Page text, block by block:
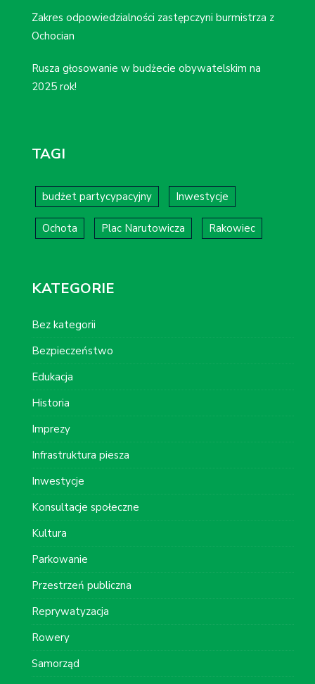
Zakres odpowiedzialności zastępczyni burmistrza z
Ochocian
Rusza głosowanie w budżecie obywatelskim na
2025 rok!
TAGI
budżet partycypacyjny Inwestycje
Ochota Plac Narutowicza Rakowiec
KATEGORIE
Bez kategorii
Bezpieczeństwo
Edukacja
Historia
Imprezy
Infrastruktura piesza
Inwestycje
Konsultacje społeczne
Kultura
Parkowanie
Przestrzeń publiczna
Reprywatyzacja
Rowery
Samorząd